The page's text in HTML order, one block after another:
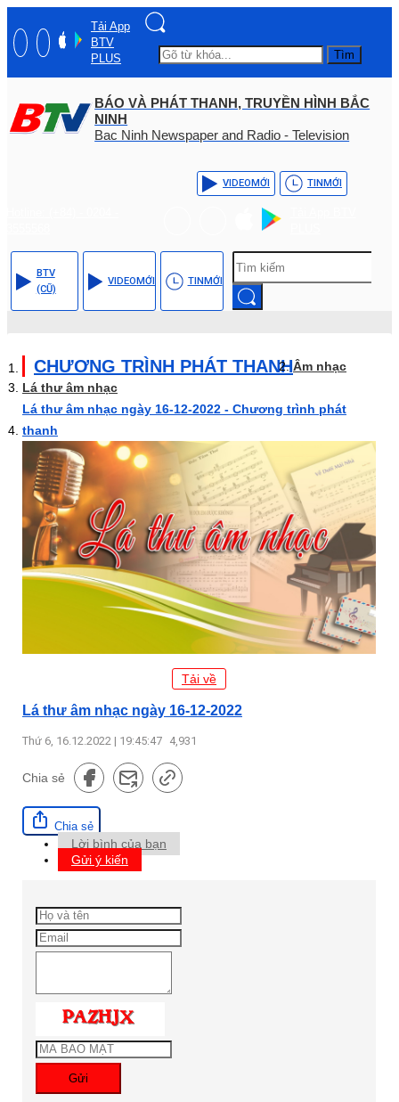
Tải App
BTV
PLUS
Tìm
BÁO VÀ PHÁT THANH, TRUYỀN HÌNH BẮC
NINH
Bac Ninh Newspaper and Radio - Television
VIDEOMỚI TINMỚI
BTV
(CŨ)
VIDEOMỚI TINMỚI
CHƯƠNG TRÌNH PHÁT THANHÂm nhạc
Lá thư âm nhạc
Lá thư âm nhạc ngày 16-12-2022 - Chương trình phát
thanh
Tải về
Lá thư âm nhạc ngày 16-12-2022
Thứ 6, 16.12.2022 | 19:45:47 4,931
Chia sẻ
Chia sẻ
Lời bình của bạn
Gửi ý kiến
Gửi